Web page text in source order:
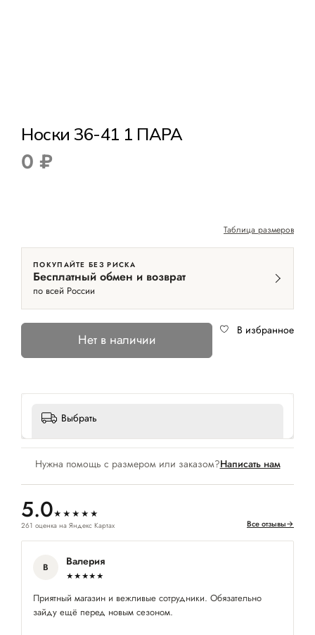
Носки 36-41 1 ПАРА
0 ₽
Таблица размеров
ПОКУПАЙТЕ БЕЗ РИСКА
Бесплатный обмен и возврат
по всей России
Нет в наличии
В избранное
Выбрать
Нужна помощь с размером или заказом?Написать нам
5.0★★★★★
261 оценка на Яндекс Картах Все отзывы→
В Валерия
★★★★★
Приятный магазин и вежливые сотрудники. Обязательно
зайду ещё перед новым сезоном.